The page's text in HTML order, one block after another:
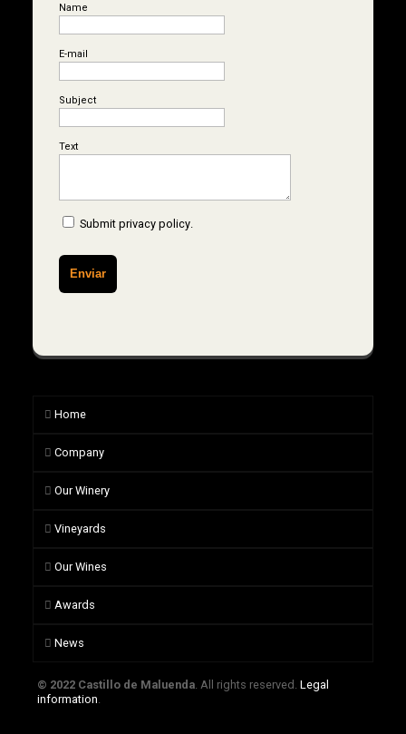
Name
E-mail
Subject
Text
Submit privacy policy.
Home
Company
Our Winery
Vineyards
Our Wines
Awards
News
© 2022 Castillo de Maluenda. All rights reserved. Legal
information